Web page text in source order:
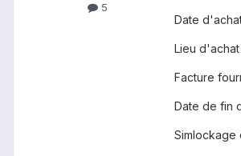
5
Date
Lieu d'achat
Facture
Date de fin
Simlockage